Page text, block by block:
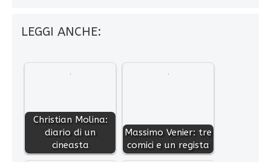
LEGGI ANCHE:
Christian Molina:
diario di un
cineasta
Massimo Venier: tre
comici e un regista